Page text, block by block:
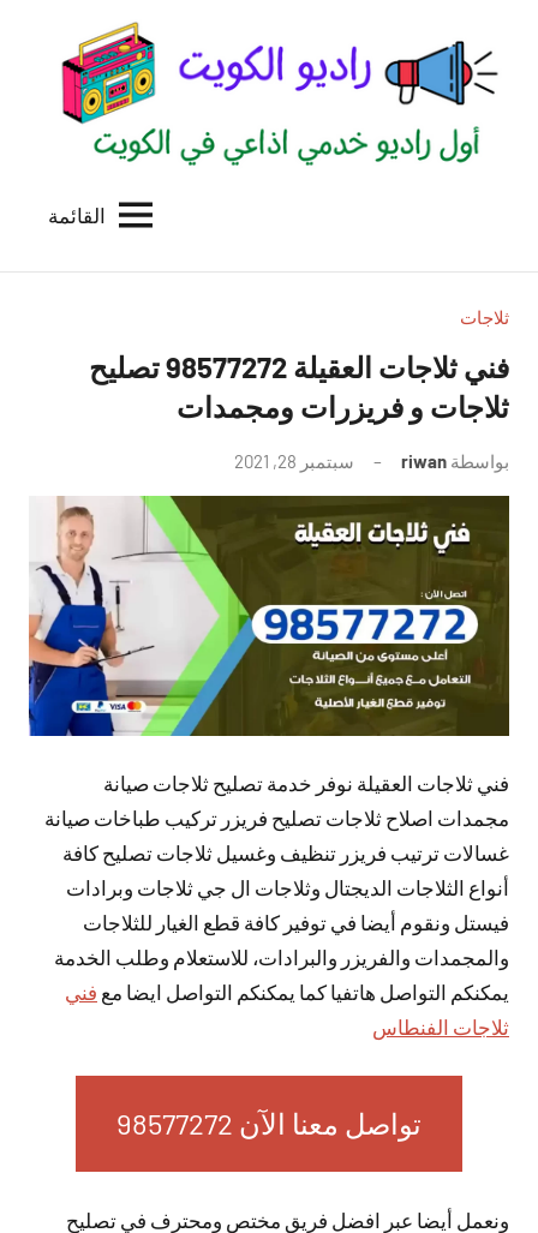
المحتوى
الكويت
للاعلانات
بالكويت
القائمة
ثلاجات
فني ثلاجات العقيلة 98577272 تصليح
ثلاجات و فريزرات ومجمدات
بواسطة riwan سبتمبر 28, 2021
توجد
تعليقات
فني ثلاجات العقيلة نوفر خدمة تصليح ثلاجات صيانة
مجمدات اصلاح ثلاجات تصليح فريزر تركيب طباخات صيانة
غسالات ترتيب فريزر تنظيف وغسيل ثلاجات تصليح كافة
أنواع الثلاجات الديجتال وثلاجات ال جي ثلاجات وبرادات
فيستل ونقوم أيضا في توفير كافة قطع الغيار للثلاجات
والمجمدات والفريزر والبرادات، للاستعلام وطلب الخدمة
يمكنكم التواصل هاتفيا كما يمكنكم التواصل ايضا مع فني
ثلاجات الفنطاس
تواصل معنا الآن 98577272
ونعمل أيضا عبر افضل فريق مختص ومحترف في تصليح